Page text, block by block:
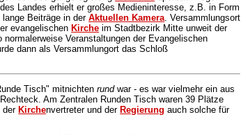
Landes erhielt er großes Medieninteresse, z.B. in Form
lange Beiträge in derAktuellen Kamera . Versammlungsort
evangelischenKirche im Stadtbezirk Mitte unweit der
Veranstaltungen der Evangelischen
dann als Versammlungort das Schloß
Tisch" mitnichtenrundwar - es war vielmehr ein aus
Am Zentralen Runden Tisch waren 39 Plätze
der Kirchenvertreter und der Regierung auch solche für